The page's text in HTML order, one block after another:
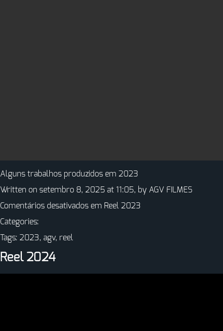
Alguns trabalhos produzidos em 2023
Written on setembro 8, 2025 at 11:05, by AGV FILMES
Comentários desativados em Reel 2023
Categories:
Tags: 2023, agv, reel
Reel 2024